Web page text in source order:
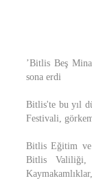
’Bitlis Beş
sona erdi
Bitlis'te bu yıl
Festivali,
Bitlis Eğitim ve
Bitlis Valiliği,